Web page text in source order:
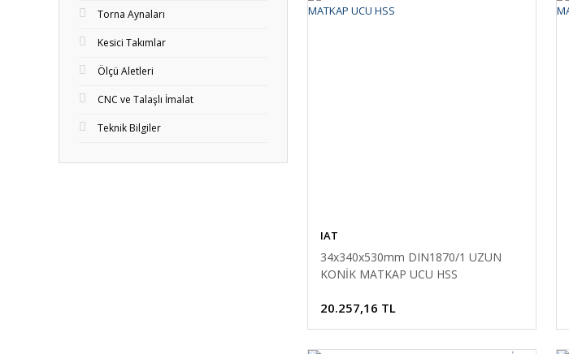
Torna Aynaları
Kesici Takımlar
Ölçü Aletleri
CNC ve Talaşlı İmalat
Teknik Bilgiler
IAT
34x340x530mm DIN1870/1 UZUN
KONİK MATKAP UCU HSS
20.257,16 TL